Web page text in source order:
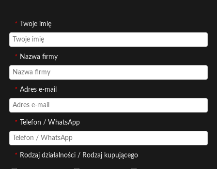
* Twoje imię
* Nazwa firmy
* Adres e-mail
* Telefon / WhatsApp
* Rodzaj działalności / Rodzaj kupującego